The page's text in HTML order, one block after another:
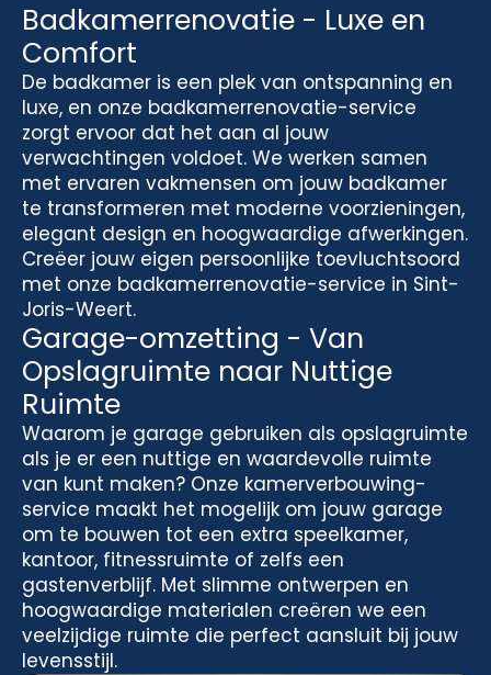
Badkamerrenovatie - Luxe en
Comfort
De badkamer is een plek van ontspanning en
luxe, en onze badkamerrenovatie-service
zorgt ervoor dat het aan al jouw
verwachtingen voldoet. We werken samen
met ervaren vakmensen om jouw badkamer
te transformeren met moderne voorzieningen,
elegant design en hoogwaardige afwerkingen.
Creëer jouw eigen persoonlijke toevluchtsoord
met onze badkamerrenovatie-service in Sint-
Joris-Weert.
Garage-omzetting - Van
Opslagruimte naar Nuttige
Ruimte
Waarom je garage gebruiken als opslagruimte
als je er een nuttige en waardevolle ruimte
van kunt maken? Onze kamerverbouwing-
service maakt het mogelijk om jouw garage
om te bouwen tot een extra speelkamer,
kantoor, fitnessruimte of zelfs een
gastenverblijf. Met slimme ontwerpen en
hoogwaardige materialen creëren we een
veelzijdige ruimte die perfect aansluit bij jouw
levensstijl.